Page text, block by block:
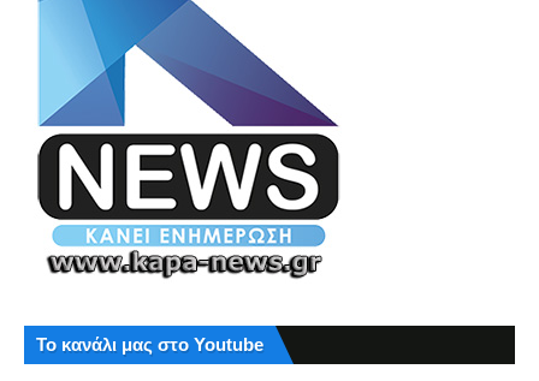
Το κανάλι μας στο Youtube